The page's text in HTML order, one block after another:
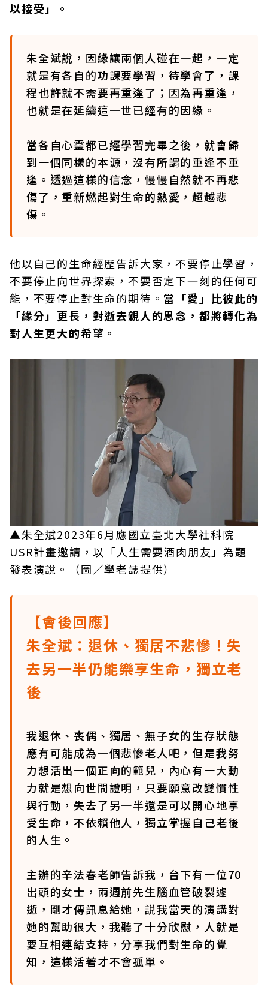
以接受」。
朱全斌說，因緣讓兩個人碰在一起，一定
就是有各自的功課要學習，待學會了，課
程也許就不需要再重逢了；因為再重逢，
也就是在延續這一世已經有的因緣。
當各自心靈都已經學習完畢之後，就會歸
到一個同樣的本源，沒有所謂的重逢不重
逢。透過這樣的信念，慢慢自然就不再悲
傷了，重新燃起對生命的熱愛，超越悲
傷。
他以自己的生命經歷告訴大家，不要停止學習，
不要停止向世界探索，不要否定下一刻的任何可
能，不要停止對生命的期待。 當「愛」比彼此的
「緣分」更長，對逝去親人的思念，都將轉化為
對人生更大的希望。
▲朱全斌2023年6月應國立臺北大學社科院
USR計畫邀請，以「人生需要酒肉朋友」為題
發表演說。（圖／學老誌提供）
【會後回應】
朱全斌：退休、獨居不悲慘！失
去另一半仍能樂享生命，獨立老
後
我退休、喪偶、獨居、無子女的生存狀態
應有可能成為一個悲慘老人吧，但是我努
力想活出一個正向的範兒，內心有一大動
力就是想向世間證明，只要願意改變慣性
與行動，失去了另一半還是可以開心地享
受生命，不依賴他人，獨立掌握自己老後
的人生。
主辦的辛法春老師告訴我，台下有一位70
出頭的女士，兩週前先生腦血管破裂遽
逝，剛才傳訊息給她，説我當天的演講對
她的幫助很大，我聽了十分欣慰，人就是
要互相連結支持，分享我們對生命的覺
知，這樣活著才不會孤單。